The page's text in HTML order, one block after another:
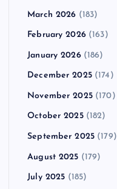
March 2026 (183)
February 2026(163)
January 2026(186)
December 2025(174)
November 2025(170)
October 2025(182)
September 2025 (179)
August 2025 (179)
July 2025 (185)